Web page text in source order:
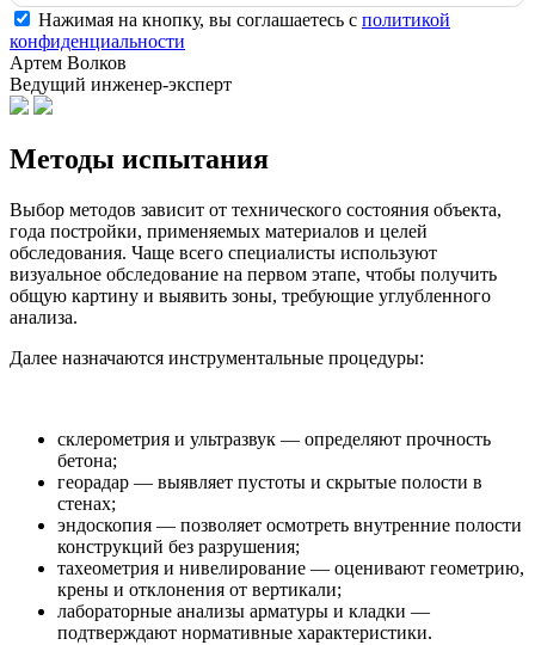
Нажимая на кнопку, вы соглашаетесь с политикой
конфиденциальности
Артем Волков
Ведущий инженер-эксперт
Методы испытания
Выбор методов зависит от технического состояния объекта,
года постройки, применяемых материалов и целей
обследования. Чаще всего специалисты используют
визуальное обследование на первом этапе, чтобы получить
общую картину и выявить зоны, требующие углубленного
анализа.
Далее назначаются инструментальные процедуры:
склерометрия и ультразвук — определяют прочность
бетона;
георадар — выявляет пустоты и скрытые полости в
стенах;
эндоскопия — позволяет осмотреть внутренние полости
конструкций без разрушения;
тахеометрия и нивелирование — оценивают геометрию,
крены и отклонения от вертикали;
лабораторные анализы арматуры и кладки —
подтверждают нормативные характеристики.